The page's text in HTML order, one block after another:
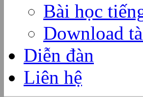
Bài học
Download
Diễn đàn
Liên hệ